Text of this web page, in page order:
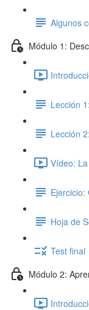
Algunos
Módulo 1:
Lección
Lección
Vídeo:
Ejercicio:
Hoja de
Test final
Módulo 2: